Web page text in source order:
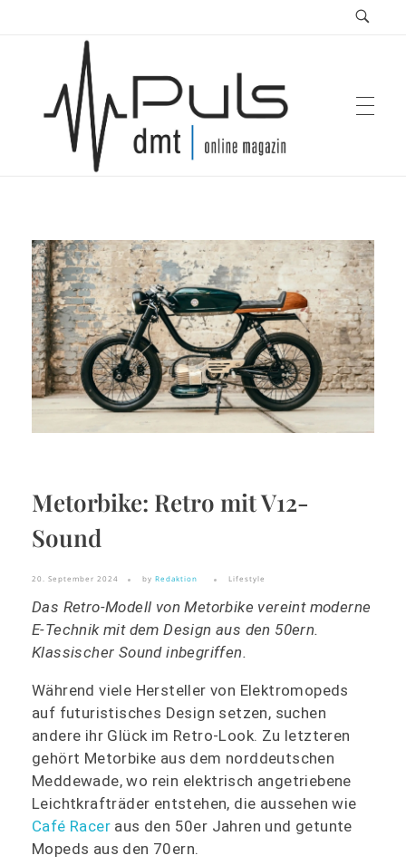
Puls Magazin
Zukunft der Mobilität
Metorbike: Retro mit V12-
Sound
20. September 2024 by Redaktion Lifestyle
Das Retro-Modell von Metorbike vereint moderne
E-Technik mit dem Design aus den 50ern.
Klassischer Sound inbegriffen.
Während viele Hersteller von Elektromopeds
auf futuristisches Design setzen, suchen
andere ihr Glück im Retro-Look. Zu letzteren
gehört Metorbike aus dem norddeutschen
Meddewade, wo rein elektrisch angetriebene
Leichtkrafträder entstehen, die aussehen wie
Café Racer aus den 50er Jahren und getunte
Mopeds aus den 70ern.